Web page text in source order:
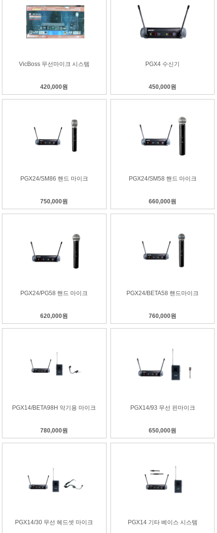
VicBoss 무선마이크 시스템
420,000원
PGX4 수신기
450,000원
PGX24/SM86 핸드 마이크
750,000원
PGX24/SM58 핸드 마이크
660,000원
PGX24/PG58 핸드 마이크
620,000원
PGX24/BETA58 핸드마이크
760,000원
PGX14/BETA98H 악기용 마이크
780,000원
PGX14/93 무선 핀마이크
650,000원
PGX14/30 무선 헤드셋 마이크 PGX14 기타 베이스 시스템